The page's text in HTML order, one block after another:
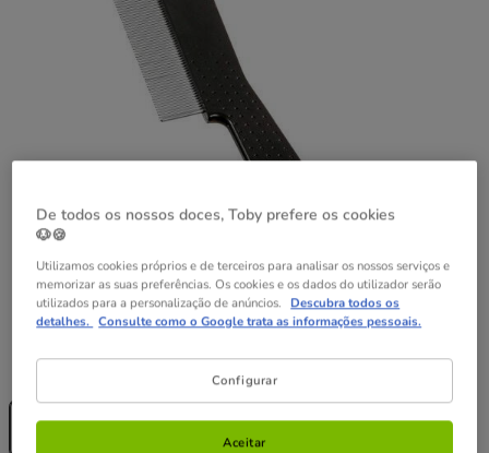
Formato:1 ud.
1 ud.
Sem Stock
De todos os nossos doces, Toby prefere os cookies
🐶🍪
Utilizamos cookies próprios e de terceiros para analisar os nossos serviços e
memorizar as suas preferências. Os cookies e os dados do utilizador serão
utilizados para a personalização de anúncios. Descubra todos os
detalhes. Consulte como o Google trata as informações pessoais.
Configurar
Aceitar